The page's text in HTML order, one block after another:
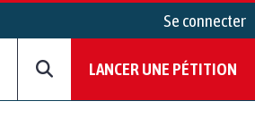
Se connecter
LANCER UNE PÉTITION